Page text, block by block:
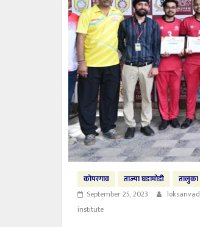
कोपरगाव ताज्या घडामोडी
तालुका
September 25, 2023
loksanvad
institute